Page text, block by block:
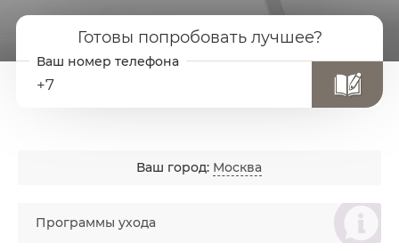
Готовы попробовать лучшее?
+7
Ваш город: Москва
စ
Программы ухода